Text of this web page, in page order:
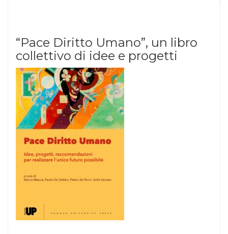
“Pace Diritto Umano”, un libro
collettivo di idee e progetti